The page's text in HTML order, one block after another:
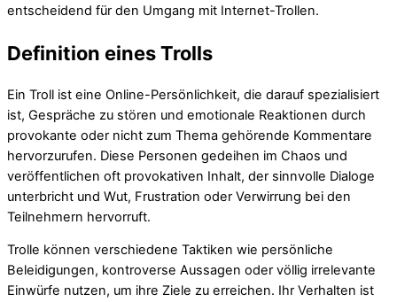
entscheidend für den Umgang mit Internet-Trollen.
Definition eines Trolls
Ein Troll ist eine Online-Persönlichkeit, die darauf spezialisiert
ist, Gespräche zu stören und emotionale Reaktionen durch
provokante oder nicht zum Thema gehörende Kommentare
hervorzurufen. Diese Personen gedeihen im Chaos und
veröffentlichen oft provokativen Inhalt, der sinnvolle Dialoge
unterbricht und Wut, Frustration oder Verwirrung bei den
Teilnehmern hervorruft.
Trolle können verschiedene Taktiken wie persönliche
Beleidigungen, kontroverse Aussagen oder völlig irrelevante
Einwürfe nutzen, um ihre Ziele zu erreichen. Ihr Verhalten ist